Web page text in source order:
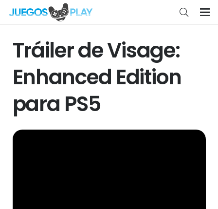
Tráiler de Visage:
Enhanced Edition
para PS5